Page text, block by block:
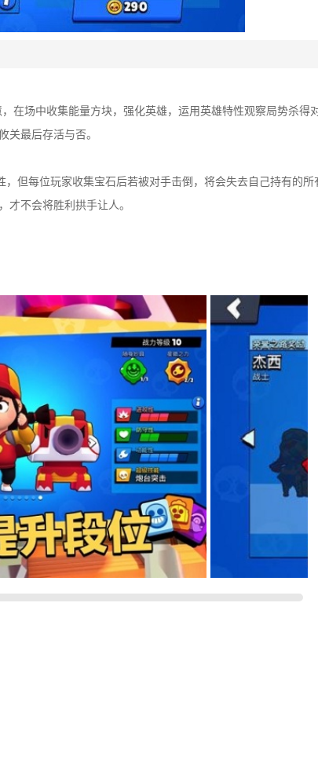
在场中收集能量方块，强化英雄，运用英雄特性观察局势杀得
关最后存活与否。
但每位玩家收集宝石后若被对手击倒，将会失去自己持有的所
才不会将胜利拱手让人。